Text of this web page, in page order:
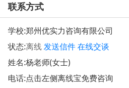
联系方式
学校:郑州优实力咨询有限公司
状态:离线发送信件在线交谈
姓名:杨老师(女士)
电话:点击左侧离线宝免费咨询